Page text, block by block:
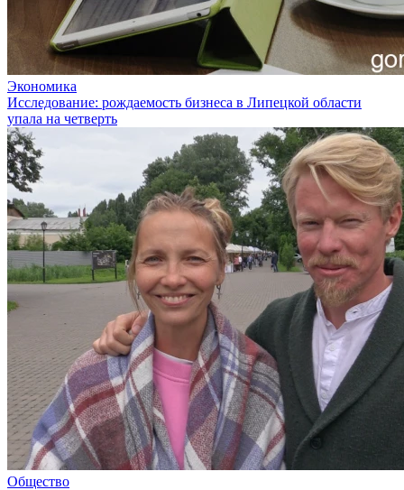
Экономика
Исследование: рождаемость бизнеса в Липецкой области
упала на четверть
Общество